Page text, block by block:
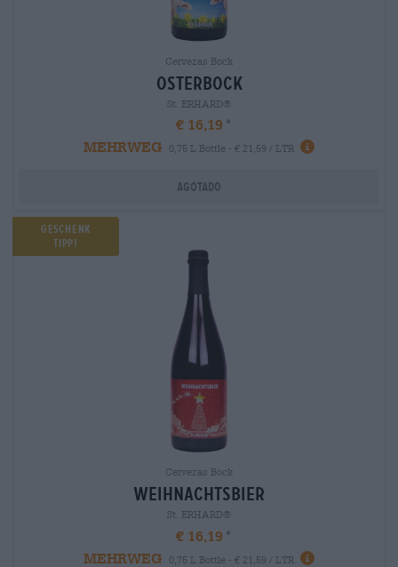
Cervezas Bock
osterbock
St. ERHARD®
€ 16,19
MEHRWEG
0,75 L Bottle - € 21,59 / LTR
Agotado
Geschenk
Tipp!
Cervezas Bock
weihnachtsbier
St. ERHARD®
€ 16,19
MEHRWEG
0,75 L Bottle - € 21,59 / LTR